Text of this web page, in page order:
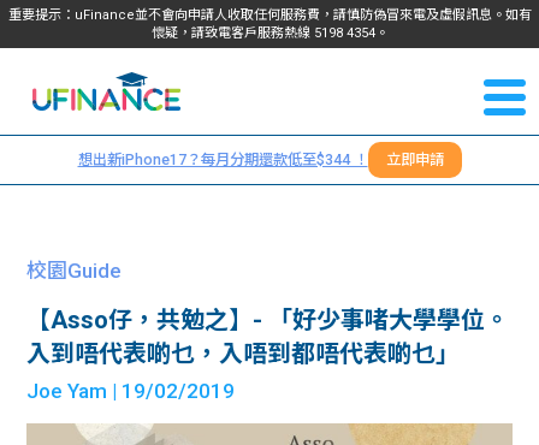
重要提示：uFinance並不會向申請人收取任何服務費，請慎防偽冒來電及虛假訊息。如有
懷疑，請致電客戶服務熱線 5198 4354。
我們
服務
學生
貸款
學生
資訊
們
＋
想出新iPhone17？每月分期還款低至$344 ！ 立即申請
校園Guide
【Asso仔，共勉之】- 「好少事啫大學學位。
入到唔代表啲乜，入唔到都唔代表啲乜」
Joe Yam | 19/02/2019